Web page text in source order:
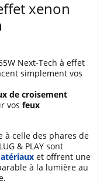
xenon
Next-Tech à effet
simplement vos
de croisement
vos feux
à celle des phares de
& PLAY sont
et offrent une
à la lumière au